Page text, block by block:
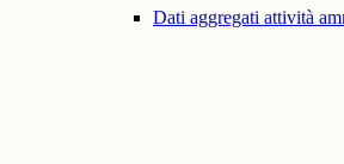
Dati aggregati attività